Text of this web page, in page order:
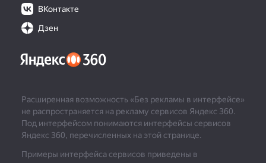
ВКонтакте
Дзен
Расширенная возможность «Без рекламы в интерфейсе»
не распространяется на рекламу сервисов Яндекс 360.
Под интерфейсом понимаются интерфейсы сервисов
Яндекс 360, перечисленных на этой странице.
Примеры интерфейса сервисов приведены в